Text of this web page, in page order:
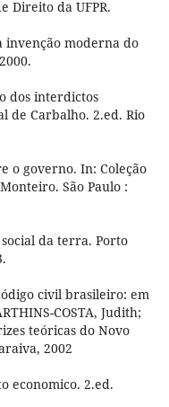
Direito da UFPR.
a invenção moderna do
dos interdictos
de Carbalho. 2.ed. Rio
o governo. In: Coleção
São Paulo :
da terra. Porto
civil brasileiro: em
COSTA, Judith;
teóricas do Novo
2002
economico. 2.ed.